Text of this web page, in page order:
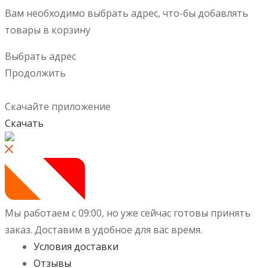
Вам необходимо выбрать адрес, что-бы добавлять
товары в корзину
Выбрать адрес
Продолжить
Скачайте приложение
Скачать
Мы работаем с 09:00, но уже сейчас готовы принять
заказ. Доставим в удобное для вас время.
Условия доставки
Отзывы